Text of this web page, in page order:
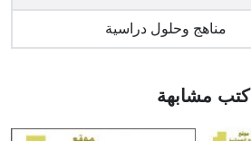
مناهج وحلول دراسية
كتب مشابهة